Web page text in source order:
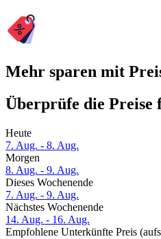
Mehr sparen mit
Überprüfe die Preise
Heute
7. Aug. - 8. Aug.
Morgen
8. Aug. - 9. Aug.
Dieses Wochenende
7. Aug. - 9. Aug.
Nächstes Wochenende
14. Aug. - 16. Aug.
Empfohlene Unterkünfte Preis